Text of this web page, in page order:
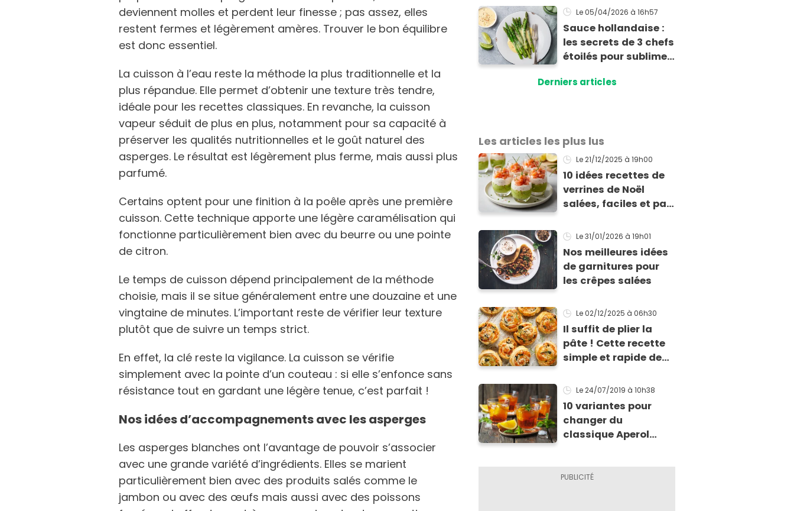
deviennent molles et perdent leur finesse ; pas assez, elles
restent fermes et légèrement amères. Trouver le bon équilibre
est donc essentiel.
La cuisson à l’eau reste la méthode la plus traditionnelle et la
plus répandue. Elle permet d’obtenir une texture très tendre,
idéale pour les recettes classiques. En revanche, la cuisson
vapeur séduit de plus en plus, notamment pour sa capacité à
préserver les qualités nutritionnelles et le goût naturel des
asperges. Le résultat est légèrement plus ferme, mais aussi plus
parfumé.
Certains optent pour une finition à la poêle après une première
cuisson. Cette technique apporte une légère caramélisation qui
fonctionne particulièrement bien avec du beurre ou une pointe
de citron.
Le temps de cuisson dépend principalement de la méthode
choisie, mais il se situe généralement entre une douzaine et une
vingtaine de minutes. L’important reste de vérifier leur texture
plutôt que de suivre un temps strict.
En effet, la clé reste la vigilance. La cuisson se vérifie
simplement avec la pointe d’un couteau : si elle s’enfonce sans
résistance tout en gardant une légère tenue, c’est parfait !
Nos idées d’accompagnements avec les asperges
Les asperges blanches ont l’avantage de pouvoir s’associer
avec une grande variété d’ingrédients. Elles se marient
particulièrement bien avec des produits salés comme le
jambon ou avec des œufs mais aussi avec des poissons
Le 05/04/2026 à 16h57
Sauce hollandaise :
les secrets de 3 chefs
étoilés pour sublimer
Derniers articles
Les articles les plus lus
Le 21/12/2025 à 19h00
10 idées recettes de
verrines de Noël
salées, faciles et pas
Le 31/01/2026 à 19h01
Nos meilleures idées
de garnitures pour
les crêpes salées
Le 02/12/2025 à 06h30
Il suffit de plier la
pâte ! Cette recette
simple et rapide de
sauver pour l’apéritif
de Noël
Le 24/07/2019 à 10h38
10 variantes pour
changer du
classique Aperol